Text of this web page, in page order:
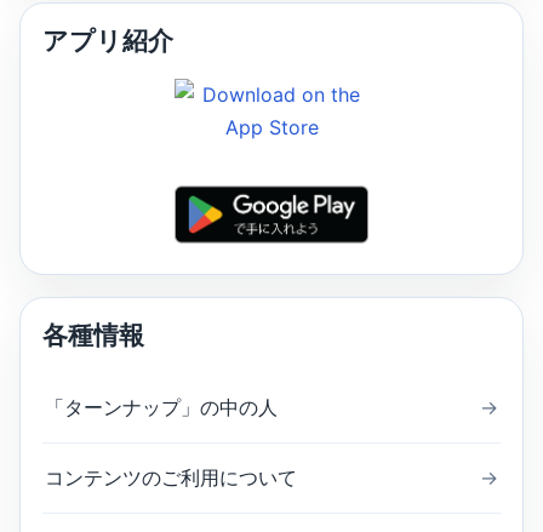
アプリ紹介
各種情報
「ターンナップ」の中の人 →
コンテンツのご利用について →